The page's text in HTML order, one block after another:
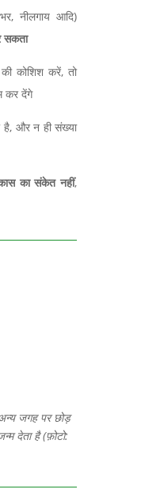
,नीलगाय आदि)
सकता
की कोशिश करें,तो
कर देंगे
है, और न ही संख्या
का संकेत नहीं,
जगह पर छोड़
देता है (फ़ोटो: